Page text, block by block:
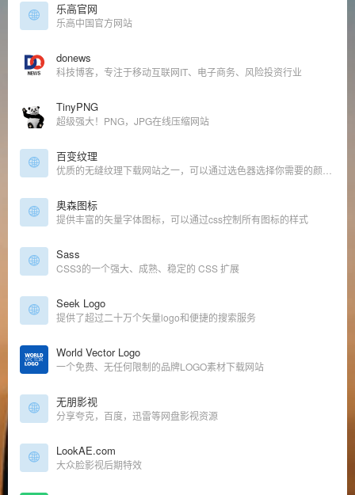
乐高官网
乐高中国官方网站
donews
科技博客，专注于移动互联网IT、电子商务、风险投资行业
TinyPNG
超级强大！PNG，JPG在线压缩网站
百变纹理
奥森图标
提供丰富的矢量字体图标，可以通过css控制所有图标的样式
Sass
CSS3的一个强大、成熟、稳定的 CSS 扩展
Seek Logo
提供了超过二十万个矢量logo和便捷的搜索服务
World Vector Logo
一个免费、无任何限制的品牌LOGO素材下载网站
无朋影视
分享夸克，百度，迅雷等网盘影视资源
LookAE.com
大众脸影视后期特效